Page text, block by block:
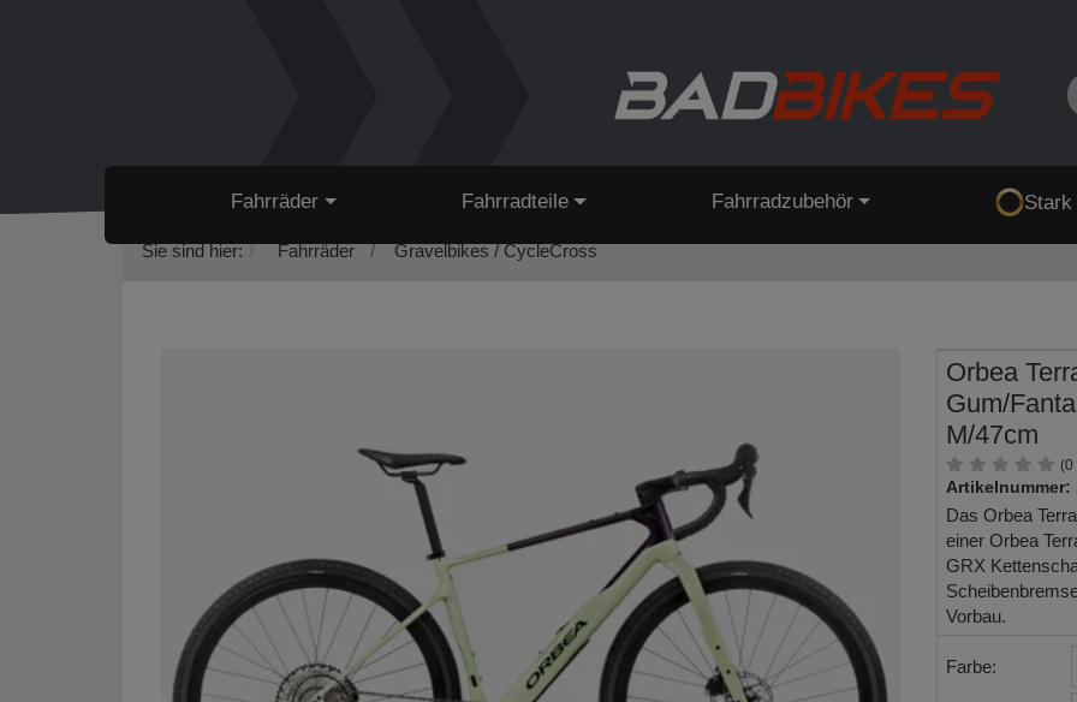
Fahrräder Fahrradteile Fahrradzubehör Stark
Sie sind hier: Fahrräder Gravelbikes / CycleCross
Orbea
Gum/
M/47cm
(0
Artikelnummer:
Das Orbea
einer Orbea
GRX
Vorbau.
Farbe: